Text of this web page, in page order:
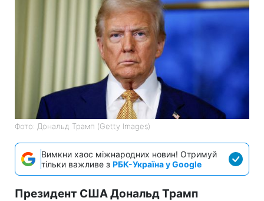
Фото: Дональд Трамп (Getty Images)
Вимкни хаос міжнародних новин! Отримуй
тільки важливе з РБК-Україна у Google
Президент США Дональд Трамп